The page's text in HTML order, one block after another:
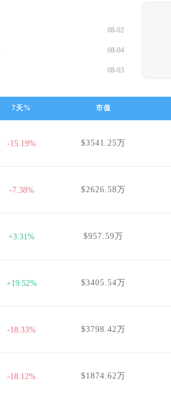
08-02
08-04
08-03
7天% 市值
-15.19% $3541.25万
-7.38% $2626.58万
+3.31% $957.59万
+19.52% $3405.54万
-18.33% $3798.42万
-18.12% $1874.62万